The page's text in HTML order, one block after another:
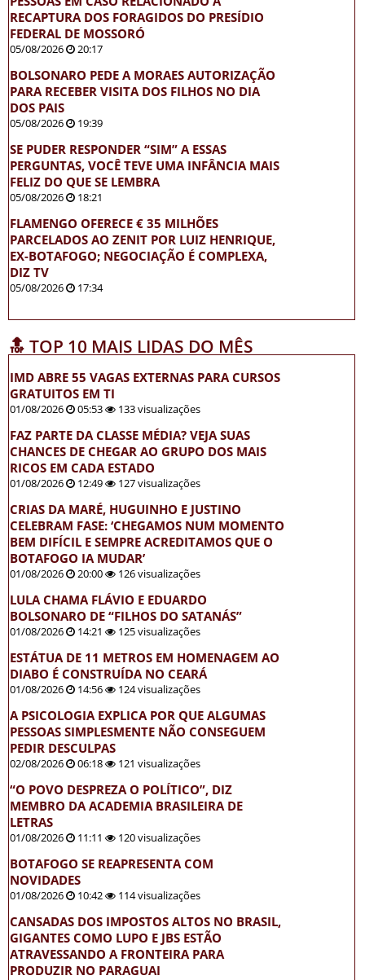
RECAPTURA DOS FORAGIDOS DO PRESÍDIO
FEDERAL DE MOSSORÓ
05/08/2026 20:17
BOLSONARO PEDE A MORAES AUTORIZAÇÃO
PARA RECEBER VISITA DOS FILHOS NO DIA
DOS PAIS
05/08/2026 19:39
SE PUDER RESPONDER “SIM” A ESSAS
PERGUNTAS, VOCÊ TEVE UMA INFÂNCIA MAIS
FELIZ DO QUE SE LEMBRA
05/08/2026 18:21
FLAMENGO OFERECE € 35 MILHÕES
PARCELADOS AO ZENIT POR LUIZ HENRIQUE,
EX-BOTAFOGO; NEGOCIAÇÃO É COMPLEXA,
DIZ TV
05/08/2026 17:34
🔝 TOP 10 MAIS LIDAS DO MÊS
IMD ABRE 55 VAGAS EXTERNAS PARA CURSOS
GRATUITOS EM TI
01/08/2026 05:53 133 visualizações
FAZ PARTE DA CLASSE MÉDIA? VEJA SUAS
CHANCES DE CHEGAR AO GRUPO DOS MAIS
RICOS EM CADA ESTADO
01/08/2026 12:49 127 visualizações
CRIAS DA MARÉ, HUGUINHO E JUSTINO
CELEBRAM FASE: ‘CHEGAMOS NUM MOMENTO
BEM DIFÍCIL E SEMPRE ACREDITAMOS QUE O
BOTAFOGO IA MUDAR’
01/08/2026 20:00 126 visualizações
LULA CHAMA FLÁVIO E EDUARDO
BOLSONARO DE “FILHOS DO SATANÁS”
01/08/2026 14:21 125 visualizações
ESTÁTUA DE 11 METROS EM HOMENAGEM AO
DIABO É CONSTRUÍDA NO CEARÁ
01/08/2026 14:56 124 visualizações
A PSICOLOGIA EXPLICA POR QUE ALGUMAS
PESSOAS SIMPLESMENTE NÃO CONSEGUEM
PEDIR DESCULPAS
02/08/2026 06:18 121 visualizações
“O POVO DESPREZA O POLÍTICO”, DIZ
MEMBRO DA ACADEMIA BRASILEIRA DE
LETRAS
01/08/2026 11:11 120 visualizações
BOTAFOGO SE REAPRESENTA COM
NOVIDADES
01/08/2026 10:42 114 visualizações
CANSADAS DOS IMPOSTOS ALTOS NO BRASIL,
GIGANTES COMO LUPO E JBS ESTÃO
ATRAVESSANDO A FRONTEIRA PARA
PRODUZIR NO PARAGUAI